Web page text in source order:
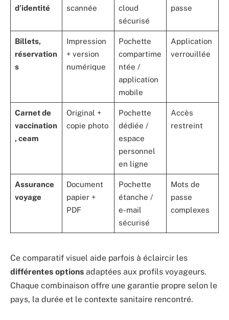
d’identité
scannée
cloud
sécurisé
passe
Billets,
réservation
s
Impression
+ version
numérique
Pochette
compartime
ntée /
application
mobile
Application
verrouillée
Carnet de
vaccination
, ceam
Original +
copie photo
Pochette
dédiée /
espace
personnel
en ligne
Accès
restreint
Assurance
voyage
Document
papier +
PDF
Pochette
étanche /
e-mail
sécurisé
Mots de
passe
complexes
Ce comparatif visuel aide parfois à éclaircir les
différentes options adaptées aux profils voyageurs.
Chaque combinaison offre une garantie propre selon le
pays, la durée et le contexte sanitaire rencontré.